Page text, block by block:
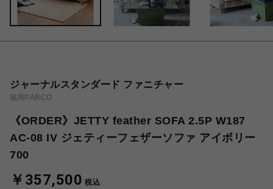
ジャーナルスタンダード ファニチャー
福岡PARCO
《ORDER》JETTY feather SOFA 2.5P W187
AC-08 IV ジェティーフェザーソファ アイボリー
700
￥357,500 税込